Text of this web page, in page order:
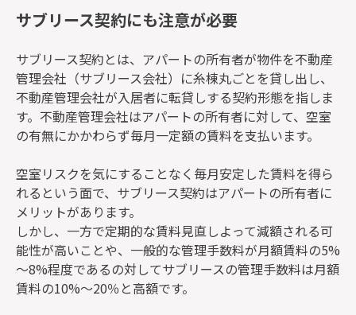
サブリース契約にも注意が必要
サブリース契約とは、アパートの所有者が物件を不動産
管理会社（サブリース会社）に糸棟丸ごとを貸し出し、
不動産管理会社が入居者に転貸しする契約形態を指しま
す。不動産管理会社はアパートの所有者に対して、空室
の有無にかかわらず毎月一定額の賃料を支払います。
空室リスクを気にすることなく毎月安定した賃料を得ら
れるという面で、サブリース契約はアパートの所有者に
メリットがあります。
しかし、一方で定期的な賃料見直しよって減額される可
能性が高いことや、一般的な管理手数料が月額賃料の5%
～8%程度であるの対してサブリースの管理手数料は月額
賃料の10%～20％と高額です。